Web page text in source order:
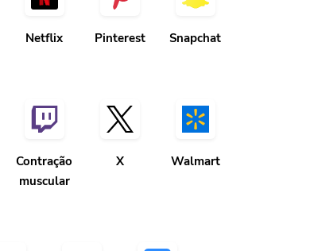
Netflix Pinterest Snapchat
Contração
muscular
X Walmart